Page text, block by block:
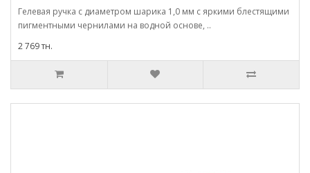
Гелевая ручка с диаметром шарика 1,0 мм с яркими блестящими
пигментными чернилами на водной основе, ..
2 769 тн.